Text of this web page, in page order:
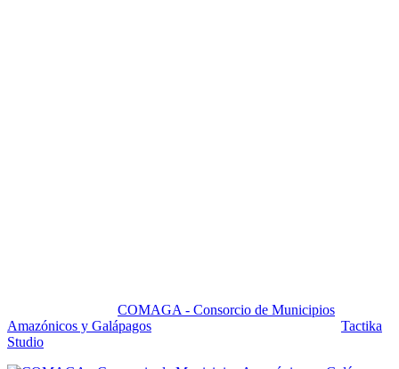
COMAGA - Consorcio de Municipios
Amazónicos y Galápagos
Tactika
Studio